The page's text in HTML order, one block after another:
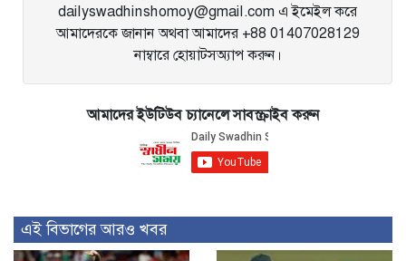
dailyswadhinshomoy@gmail.com এ ইমেইল করে
আমাদেরকে জানান অথবা আমাদের +88 01407028129
নাম্বারে হোয়াটসঅ্যাপ করুন।
আমাদের ইউটিউব চ্যানেলে সাবস্ক্রাইব করুন
এই বিভাগের আরও খবর